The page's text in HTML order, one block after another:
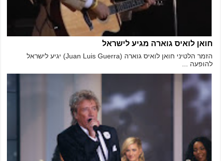
חואן לואיס גוארה מגיע לישראל
הזמר הלטיני חואן לואיס גוארה (Juan Luis Guerra) יגיע לישראל
להופעה ...